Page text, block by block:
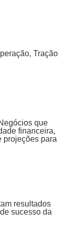
Tração
que
financeira,
projeções para
resultados
sucesso da